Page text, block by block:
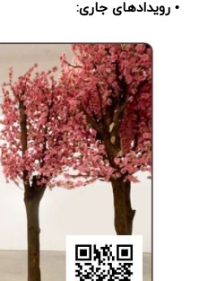
• رویدادهای جاری: